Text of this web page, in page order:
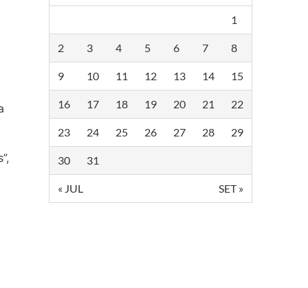
1
2 3 4 5 6 7 8
9 10 11 12 13 14 15
16 17 18 19 20 21 22
23 24 25 26 27 28 29
30 31
« JUL SET »